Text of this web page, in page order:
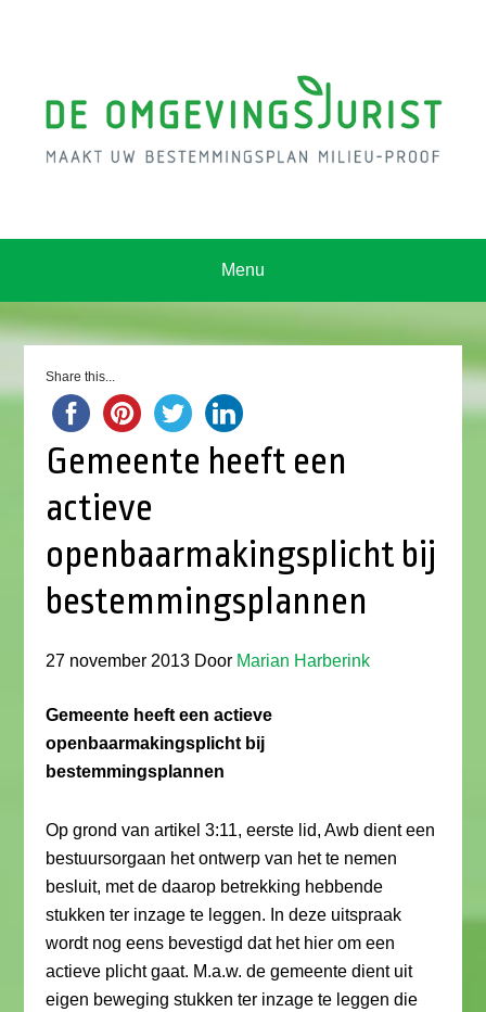
Menu
Share this...
Gemeente heeft een
actieve
openbaarmakingsplicht bij
bestemmingsplannen
27 november 2013 Door Marian Harberink
Gemeente heeft een actieve
openbaarmakingsplicht bij
bestemmingsplannen
Op grond van artikel 3:11, eerste lid, Awb dient een
bestuursorgaan het ontwerp van het te nemen
besluit, met de daarop betrekking hebbende
stukken ter inzage te leggen. In deze uitspraak
wordt nog eens bevestigd dat het hier om een
actieve plicht gaat. M.a.w. de gemeente dient uit
eigen beweging stukken ter inzage te leggen die